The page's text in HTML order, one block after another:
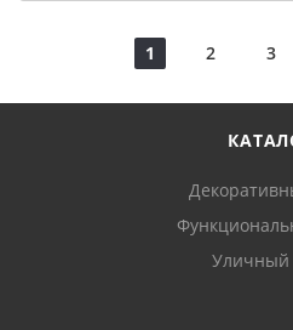
1 2 3
Уличный